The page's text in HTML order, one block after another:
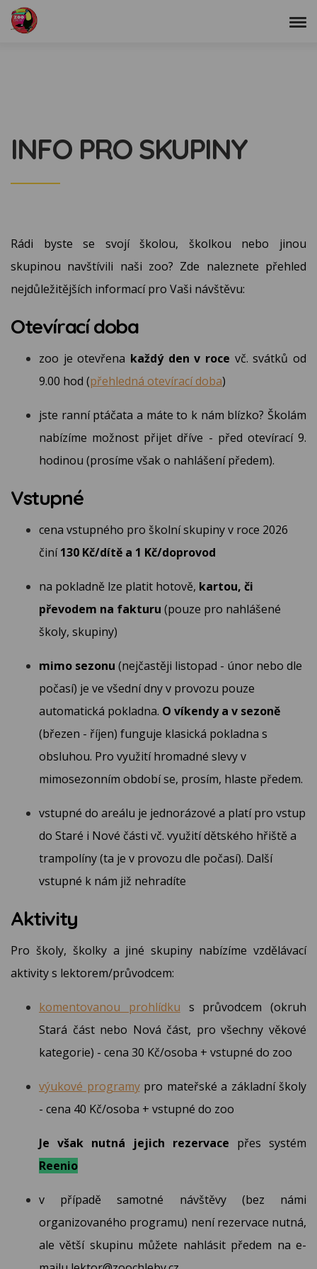
INFO PRO SKUPINY
Rádi byste se svojí školou, školkou nebo jinou
skupinou navštívili naši zoo? Zde naleznete přehled
nejdůležitějších informací pro Vaši návštěvu:
Otevírací doba
zoo je otevřena každý den v roce vč. svátků od
9.00 hod (přehledná otevírací doba)
jste ranní ptáčata a máte to k nám blízko? Školám
nabízíme možnost přijet dříve - před otevírací 9.
hodinou (prosíme však o nahlášení předem).
Vstupné
cena vstupného pro školní skupiny v roce 2026
činí130 Kč/dítě a 1 Kč/doprovod
na pokladně lze platit hotově, kartou, či
převodem na fakturu (pouze pro nahlášené
školy, skupiny)
mimo sezonu (nejčastěji listopad - únor nebo dle
počasí) je ve všední dny v provozu pouze
automatická pokladna. O víkendy a v sezoně
(březen - říjen) funguje klasická pokladna s
obsluhou. Pro využití hromadné slevy v
mimosezonním období se, prosím, hlaste předem.
vstupné do areálu je jednorázové a platí pro vstup
do Staré i Nové části vč. využití dětského hřiště a
trampolíny (ta je v provozu dle počasí). Další
vstupné k nám již nehradíte
Aktivity
Pro školy, školky a jiné skupiny nabízíme vzdělávací
aktivity s lektorem/průvodcem:
komentovanou prohlídku s průvodcem (okruh
Stará část nebo Nová část, pro všechny věkové
kategorie) - cena 30 Kč/osoba + vstupné do zoo
výukové programypro mateřské a základní školy
- cena 40 Kč/osoba + vstupné do zoo
Je však nutná jejich rezervace přes systém
Reenio
v případě samotné návštěvy (bez námi
organizovaného programu) není rezervace nutná,
ale větší skupinu můžete nahlásit předem na e-